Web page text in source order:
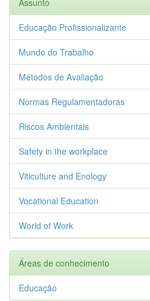
Educação Profissionalizante
Mundo do Trabalho
Métodos de Avaliação
Normas Regulamentadoras
Riscos Ambientais
Safety in the workplace
Viticulture and Enology
Vocational Education
World of Work
Áreas de conhecimento
Educação